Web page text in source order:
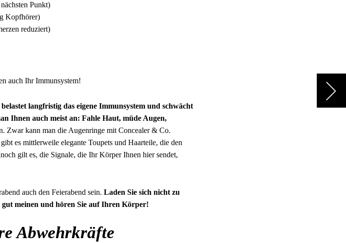
Punkt)
Kopfhörer)
reduziert)
auch Ihr Immunsystem!
langfristig das eigene Immunsystem und schwächt
Ihnen auch meist an: Fahle Haut, müde Augen,
Zwar kann man die Augenringe mit Concealer & Co.
es mittlerweile elegante Toupets und Haarteile, die den
gilt es, die Signale, die Ihr Körper Ihnen hier sendet,
auch den Feierabend sein. Laden Sie sich nicht zu
meinen und hören Sie auf Ihren Körper!
Abwehrkräfte